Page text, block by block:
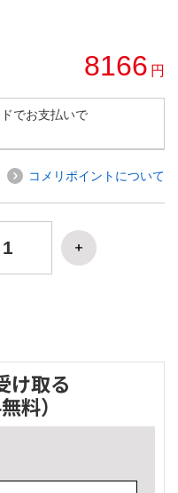
8166 円
でお支払いで
コメリポイントについて
け取る
料）